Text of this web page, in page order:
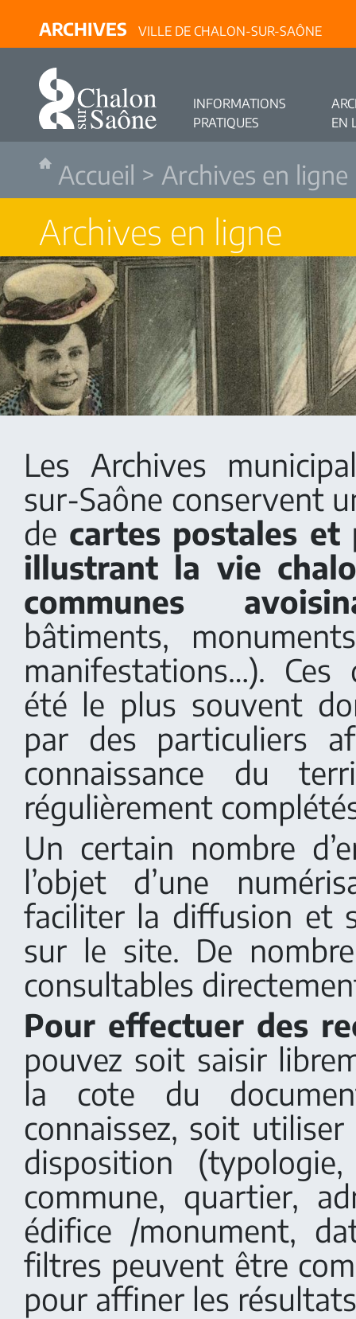
ARCHIVES VILLE DE CHALON-SUR-SAÔNE
INFORMATIONS
PRATIQUES
EN
Accueil > Archives en ligne
Archives en ligne
Les Archives
sur-Saône conservent
de cartes postales et
illustrant la vie
communes
bâtiments,
manifestations…).
été le plus souvent
par des particuliers
connaissance du
régulièrement
Un certain nombre
l’objet d’une
faciliter la diffusion et
sur le site. De
consultables
Pour effectuer des
pouvez soit saisir
la cote du
connaissez, soit
disposition
commune, quartier,
édifice /monument,
filtres peuvent être
pour affiner les